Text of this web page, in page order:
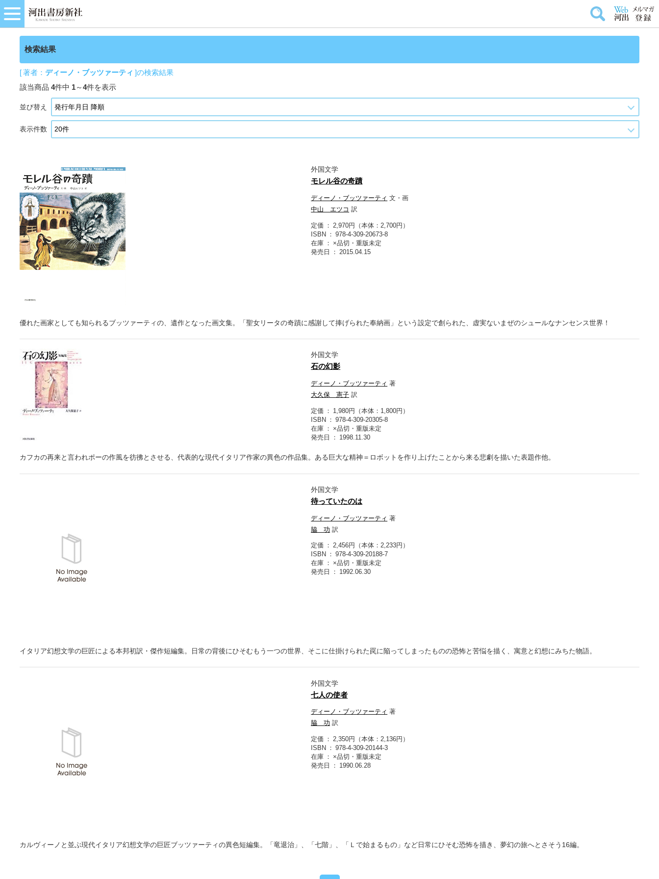
検索結果
[ 著者：ディーノ・ブッツァーティ ]の検索結果
該当商品4件中 1～4件を表示
並び替え
表示件数
外国文学
モレル谷の奇蹟
ディーノ・ブッツァーティ 文・画
中山 エツコ 訳
定価
2,970円（本体：2,700円）
ISBN
978-4-309-20673-8
在庫
×品切・重版未定
発売日
2015.04.15
優れた画家としても知られるブッツァーティの、遺作となった画文集。「聖女リータの奇蹟に感謝して捧げられた奉納画」という設定で創られた、虚実ないまぜのシュールなナンセンス世界！
外国文学
石の幻影
ディーノ・ブッツァーティ 著
大久保 憲子 訳
定価
1,980円（本体：1,800円）
ISBN
978-4-309-20305-8
在庫
×品切・重版未定
発売日
1998.11.30
カフカの再来と言われポーの作風を彷彿とさせる、代表的な現代イタリア作家の異色の作品集。ある巨大な精神＝ロボットを作り上げたことから来る悲劇を描いた表題作他。
外国文学
待っていたのは
ディーノ・ブッツァーティ 著
脇 功 訳
定価
2,456円（本体：2,233円）
ISBN
978-4-309-20188-7
在庫
×品切・重版未定
発売日
1992.06.30
イタリア幻想文学の巨匠による本邦初訳・傑作短編集。日常の背後にひそむもう一つの世界、そこに仕掛けられた罠に陥ってしまったものの恐怖と苦悩を描く、寓意と幻想にみちた物語。
外国文学
七人の使者
ディーノ・ブッツァーティ 著
脇 功 訳
定価
2,350円（本体：2,136円）
ISBN
978-4-309-20144-3
在庫
×品切・重版未定
発売日
1990.06.28
カルヴィーノと並ぶ現代イタリア幻想文学の巨匠ブッツァーティの異色短編集。「竜退治」、「七階」、「Ｌで始まるもの」など日常にひそむ恐怖を描き、夢幻の旅へとさそう16編。